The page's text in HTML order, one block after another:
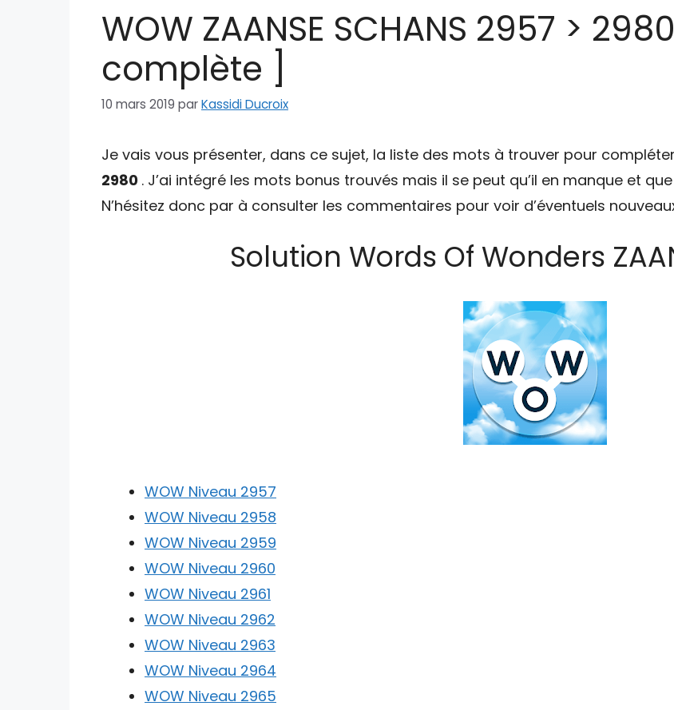
WOW ZAANSE SCHANS 2957 >
complète ]
10 mars 2019 parKassidi Ducroix
Je vais vous présenter, dans ce sujet, la liste des mots à trouver pour
2980 . J’ai intégré les mots bonus trouvés mais il se peut qu’il en manque et
N’hésitez donc par à consulter les commentaires pour voir d’éventuels
Solution Words Of Wonders
WOW Niveau 2957
WOW Niveau 2958
WOW Niveau 2959
WOW Niveau 2960
WOW Niveau 2961
WOW Niveau 2962
WOW Niveau 2963
WOW Niveau 2964
WOW Niveau 2965